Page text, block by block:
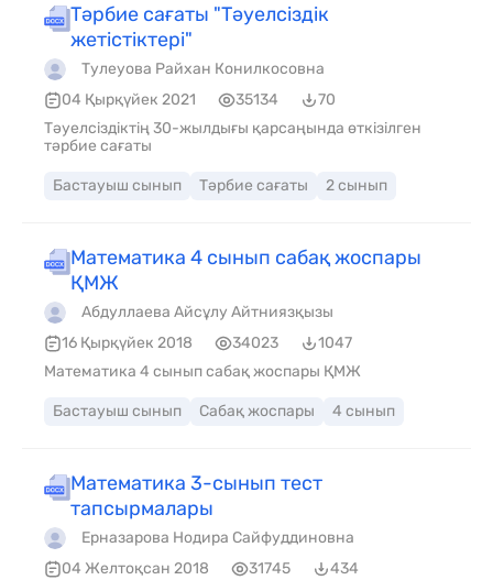
Тәрбие сағаты "Тәуелсіздік
жетістіктері"
Тулеуова Райхан Конилкосовна
04 Қырқүйек 2021
35134
70
Тәуелсіздіктің 30-жылдығы қарсаңында өткізілген
тәрбие сағаты
Бастауыш сынып Тәрбие сағаты 2 сынып
Математика 4 сынып сабақ жоспары
ҚМЖ
Абдуллаева Айсұлу Айтниязқызы
16 Қырқүйек 2018
34023
1047
Математика 4 сынып сабақ жоспары ҚМЖ
Бастауыш сынып Сабақ жоспары 4 сынып
Математика 3-сынып тест
тапсырмалары
Ерназарова Нодира Сайфуддиновна
04 Желтоқсан 2018
31745 434